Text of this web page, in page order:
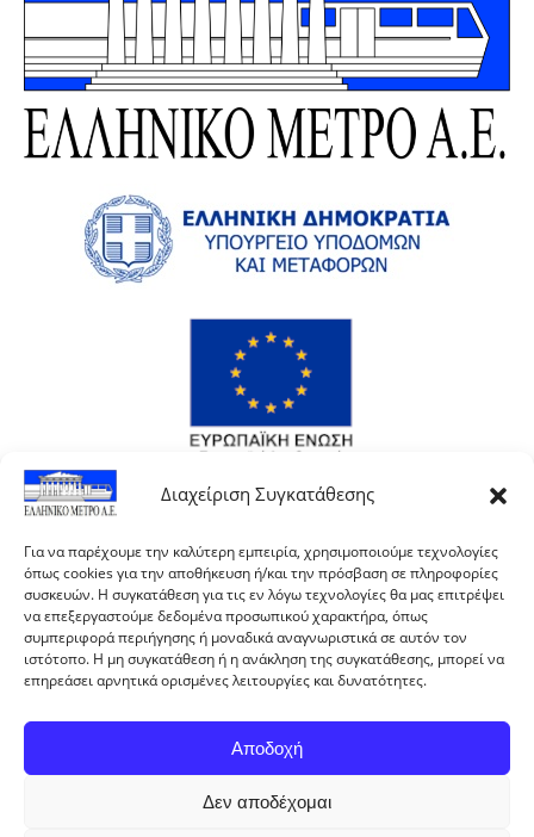
Διαχείριση Συγκατάθεσης
Για να παρέχουμε την καλύτερη εμπειρία, χρησιμοποιούμε τεχνολογίες
όπως cookies για την αποθήκευση ή/και την πρόσβαση σε πληροφορίες
συσκευών. Η συγκατάθεση για τις εν λόγω τεχνολογίες θα μας επιτρέψει
να επεξεργαστούμε δεδομένα προσωπικού χαρακτήρα, όπως
συμπεριφορά περιήγησης ή μοναδικά αναγνωριστικά σε αυτόν τον
ιστότοπο. Η μη συγκατάθεση ή η ανάκληση της συγκατάθεσης, μπορεί να
επηρεάσει αρνητικά ορισμένες λειτουργίες και δυνατότητες.
Αποδοχή
Δεν αποδέχομαι
Με τη συγχρηματοδότηση της Ελλάδας και της
Ευρωπαϊκής Ένωσης.